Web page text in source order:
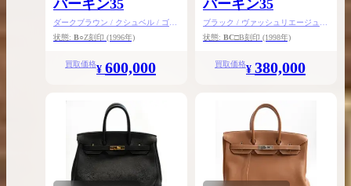
バーキン35
ダークブラウン / クシュベル / ゴー
ルド金具
状態: B○Z刻印 (1996年)
買取価格¥ 600,000
バーキン35
ブラック / ヴァッシュリエージュ /
ゴールド金具
状態: BC□B刻印 (1998年)
買取価格¥ 380,000